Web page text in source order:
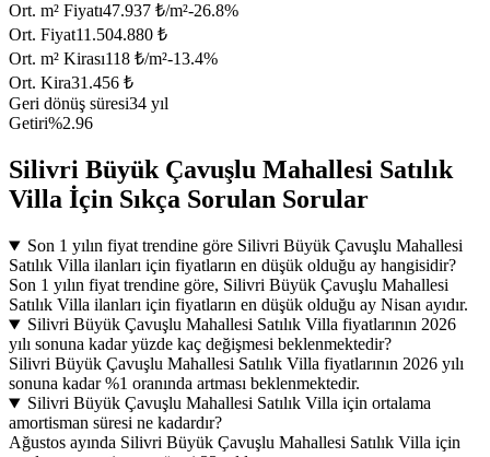
Ort. m² Fiyatı47.937 ₺/m²-26.8%
Ort. Fiyat11.504.880 ₺
Ort. m² Kirası118 ₺/m²-13.4%
Ort. Kira31.456 ₺
Geri dönüş süresi34 yıl
Getiri%2.96
Silivri Büyük Çavuşlu Mahallesi Satılık
Villa İçin Sıkça Sorulan Sorular
Son 1 yılın fiyat trendine göre Silivri Büyük Çavuşlu Mahallesi
Satılık Villa ilanları için fiyatların en düşük olduğu ay hangisidir?
Son 1 yılın fiyat trendine göre, Silivri Büyük Çavuşlu Mahallesi
Satılık Villa ilanları için fiyatların en düşük olduğu ay Nisan ayıdır.
Silivri Büyük Çavuşlu Mahallesi Satılık Villa fiyatlarının 2026
yılı sonuna kadar yüzde kaç değişmesi beklenmektedir?
Silivri Büyük Çavuşlu Mahallesi Satılık Villa fiyatlarının 2026 yılı
sonuna kadar %1 oranında artması beklenmektedir.
Silivri Büyük Çavuşlu Mahallesi Satılık Villa için ortalama
amortisman süresi ne kadardır?
Ağustos ayında Silivri Büyük Çavuşlu Mahallesi Satılık Villa için